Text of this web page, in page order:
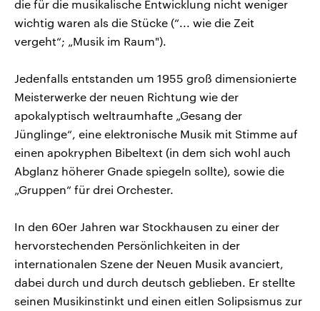
die für die musikalische Entwicklung nicht weniger
wichtig waren als die Stücke (“... wie die Zeit
vergeht“; „Musik im Raum").
Jedenfalls entstanden um 1955 groß dimensionierte
Meisterwerke der neuen Richtung wie der
apokalyptisch weltraumhafte „Gesang der
Jünglinge“, eine elektronische Musik mit Stimme auf
einen apokryphen Bibeltext (in dem sich wohl auch
Abglanz höherer Gnade spiegeln sollte), sowie die
„Gruppen“ für drei Orchester.
In den 60er Jahren war Stockhausen zu einer der
hervorstechenden Persönlichkeiten in der
internationalen Szene der Neuen Musik avanciert,
dabei durch und durch deutsch geblieben. Er stellte
seinen Musikinstinkt und einen eitlen Solipsismus zur